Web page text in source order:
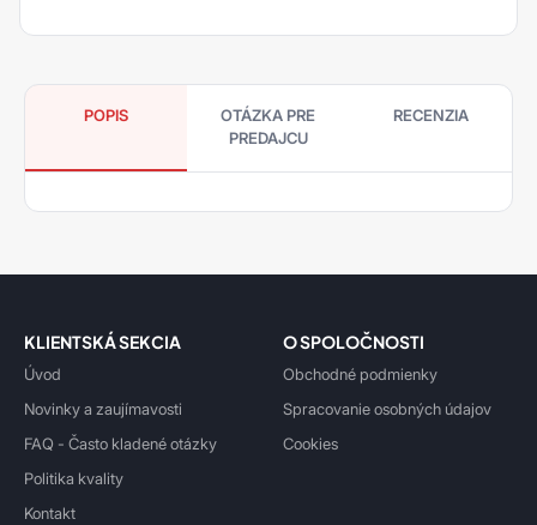
POPIS
OTÁZKA PRE
PREDAJCU
RECENZIA
KLIENTSKÁ SEKCIA
Úvod
Novinky a zaujímavosti
FAQ - Často kladené otázky
Politika kvality
Kontakt
O SPOLOČNOSTI
Obchodné podmienky
Spracovanie osobných údajov
Cookies